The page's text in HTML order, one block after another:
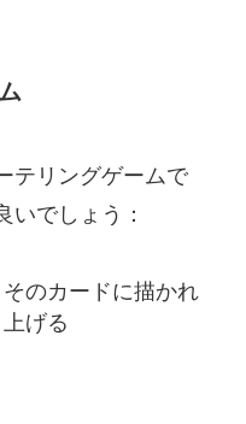
テリングゲームで
いでしょう：
のカードに描かれ
げる